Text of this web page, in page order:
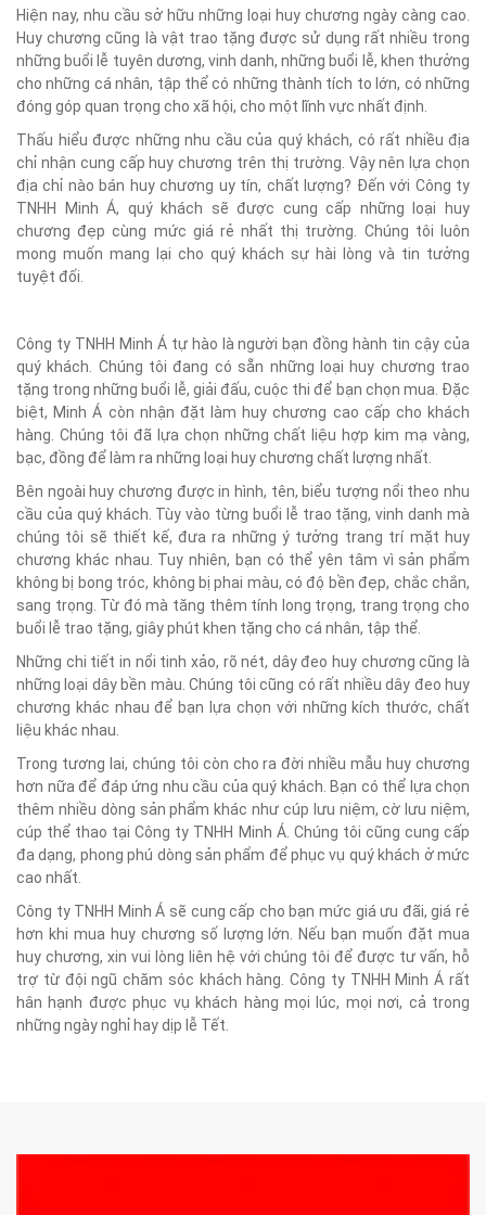
Hiện nay, nhu cầu sở hữu những loại huy chương ngày càng cao.
Huy chương cũng là vật trao tặng được sử dụng rất nhiều trong
những buổi lễ tuyên dương, vinh danh, những buổi lễ, khen thưởng
cho những cá nhân, tập thể có những thành tích to lớn, có những
đóng góp quan trọng cho xã hội, cho một lĩnh vực nhất định.
Thấu hiểu được những nhu cầu của quý khách, có rất nhiều địa
chỉ nhận cung cấp huy chương trên thị trường. Vậy nên lựa chọn
địa chỉ nào bán huy chương uy tín, chất lượng? Đến với Công ty
TNHH Minh Á, quý khách sẽ được cung cấp những loại huy
chương đẹp cùng mức giá rẻ nhất thị trường. Chúng tôi luôn
mong muốn mang lại cho quý khách sự hài lòng và tin tưởng
tuyệt đối.
Công ty TNHH Minh Á tự hào là người bạn đồng hành tin cậy của
quý khách. Chúng tôi đang có sẵn những loại huy chương trao
tặng trong những buổi lễ, giải đấu, cuộc thi để bạn chọn mua. Đặc
biệt, Minh Á còn nhận đặt làm huy chương cao cấp cho khách
hàng. Chúng tôi đã lựa chọn những chất liệu hợp kim mạ vàng,
bạc, đồng để làm ra những loại huy chương chất lượng nhất.
Bên ngoài huy chương được in hình, tên, biểu tượng nổi theo nhu
cầu của quý khách. Tùy vào từng buổi lễ trao tặng, vinh danh mà
chúng tôi sẽ thiết kế, đưa ra những ý tưởng trang trí mặt huy
chương khác nhau. Tuy nhiên, bạn có thể yên tâm vì sản phẩm
không bị bong tróc, không bị phai màu, có độ bền đẹp, chắc chắn,
sang trọng. Từ đó mà tăng thêm tính long trọng, trang trọng cho
buổi lễ trao tặng, giây phút khen tặng cho cá nhân, tập thể.
Những chi tiết in nổi tinh xảo, rõ nét, dây đeo huy chương cũng là
những loại dây bền màu. Chúng tôi cũng có rất nhiều dây đeo huy
chương khác nhau để bạn lựa chọn với những kích thước, chất
liệu khác nhau.
Trong tương lai, chúng tôi còn cho ra đời nhiều mẫu huy chương
hơn nữa để đáp ứng nhu cầu của quý khách. Bạn có thể lựa chọn
thêm nhiều dòng sản phẩm khác như cúp lưu niệm, cờ lưu niệm,
cúp thể thao tại Công ty TNHH Minh Á. Chúng tôi cũng cung cấp
đa dạng, phong phú dòng sản phẩm để phục vụ quý khách ở mức
cao nhất.
Công ty TNHH Minh Á sẽ cung cấp cho bạn mức giá ưu đãi, giá rẻ
hơn khi mua huy chương số lượng lớn. Nếu bạn muốn đặt mua
huy chương, xin vui lòng liên hệ với chúng tôi để được tư vấn, hỗ
trợ từ đội ngũ chăm sóc khách hàng. Công ty TNHH Minh Á rất
hân hạnh được phục vụ khách hàng mọi lúc, mọi nơi, cả trong
những ngày nghỉ hay dịp lễ Tết.